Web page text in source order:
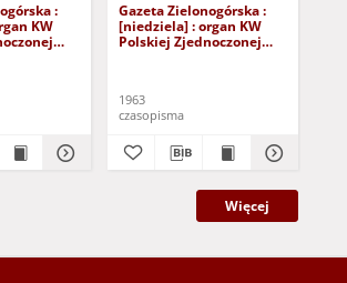
:
KW
Gazeta Zielonogórska :
[niedziela] : organ KW
Polskiej Zjednoczonej
1963
czasopisma
Więcej